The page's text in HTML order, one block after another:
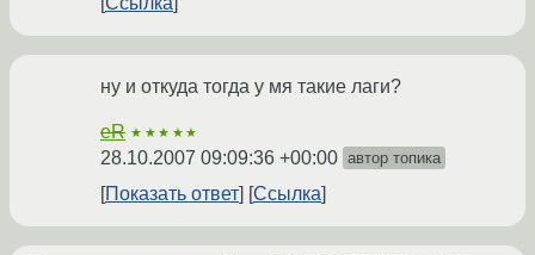
ну и откуда тогда у мя такие лаги?
eR ★★★★★
28.10.2007 09:09:36 +00:00 автор топика
Показать ответ Ссылка